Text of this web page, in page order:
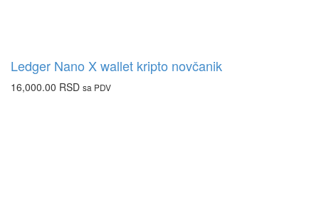
Ledger Nano X wallet kripto novčanik
16,000.00 RSD sa PDV